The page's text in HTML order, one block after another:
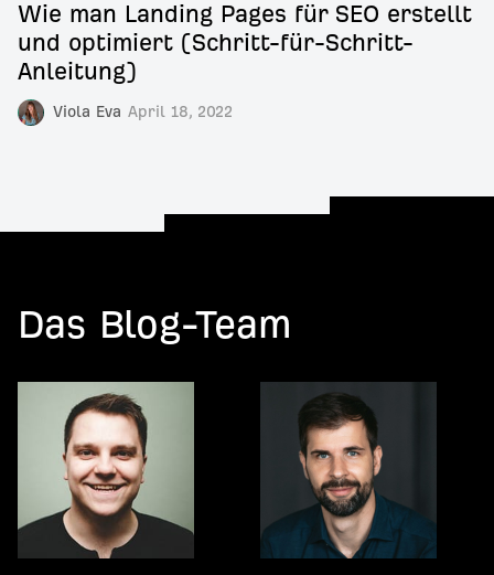
Viola Eva April 18, 2022
Wie man Landing Pages für SEO erstellt
und optimiert (Schritt-für-Schritt-
Anleitung)
Das Blog-Team